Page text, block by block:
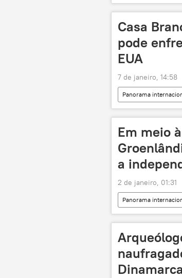
Justin Trudeau
Casa
pode
EUA
7 de janeiro, 14:58
Panorama
Américas
Em meio
a
2 de janeiro, 01:31
Panorama
Lars Lokke